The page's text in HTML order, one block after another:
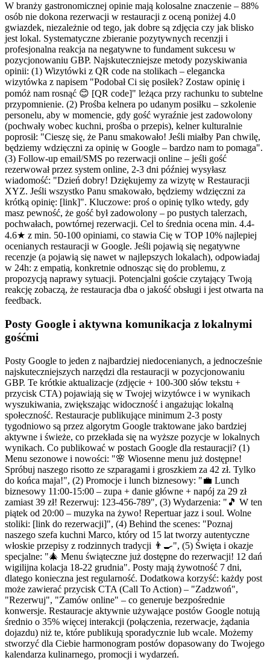
W branży gastronomicznej opinie mają kolosalne znaczenie – 88%
osób nie dokona rezerwacji w restauracji z oceną poniżej 4.0
gwiazdek, niezależnie od tego, jak dobre są zdjęcia czy jak blisko
jest lokal. Systematyczne zbieranie pozytywnych recenzji i
profesjonalna reakcja na negatywne to fundament sukcesu w
pozycjonowaniu GBP. Najskuteczniejsze metody pozyskiwania
opinii: (1) Wizytówki z QR code na stolikach – elegancka
wizytówka z napisem "Podobał Ci się posiłek? Zostaw opinię i
pomóż nam rosnąć 😊 [QR code]" leżąca przy rachunku to subtelne
przypomnienie. (2) Prośba kelnera po udanym posiłku – szkolenie
personelu, aby w momencie, gdy gość wyraźnie jest zadowolony
(pochwały wobec kuchni, prośba o przepis), kelner kulturalnie
poprosił: "Cieszę się, że Panu smakowało! Jeśli miałby Pan chwilę,
będziemy wdzięczni za opinię w Google – bardzo nam to pomaga".
(3) Follow-up email/SMS po rezerwacji online – jeśli gość
rezerwował przez system online, 2-3 dni później wysyłasz
wiadomość: "Dzień dobry! Dziękujemy za wizytę w Restauracji
XYZ. Jeśli wszystko Panu smakowało, będziemy wdzięczni za
krótką opinię: [link]". Kluczowe: proś o opinię tylko wtedy, gdy
masz pewność, że gość był zadowolony – po pustych talerzach,
pochwałach, powtórnej rezerwacji. Cel to średnia ocena min. 4.4-
4.6★ z min. 50-100 opiniami, co stawia Cię w TOP 10% najlepiej
ocenianych restauracji w Google. Jeśli pojawią się negatywne
recenzje (a pojawią się nawet w najlepszych lokalach), odpowiadaj
w 24h: z empatią, konkretnie odnosząc się do problemu, z
propozycją naprawy sytuacji. Potencjalni goście czytający Twoją
reakcję zobaczą, że restauracja dba o jakość obsługi i jest otwarta na
feedback.
Posty Google i aktywna komunikacja z lokalnymi
gośćmi
Posty Google to jeden z najbardziej niedocenianych, a jednocześnie
najskuteczniejszych narzędzi dla restauracji w pozycjonowaniu
GBP. Te krótkie aktualizacje (zdjęcie + 100-300 słów tekstu +
przycisk CTA) pojawiają się w Twojej wizytówce i w wynikach
wyszukiwania, zwiększając widoczność i angażując lokalną
społeczność. Restauracje publikujące minimum 2-3 posty
tygodniowo są przez algorytm Google traktowane jako bardziej
aktywne i świeże, co przekłada się na wyższe pozycje w lokalnych
wynikach. Co publikować w postach Google dla restauracji? (1)
Menu sezonowe i nowości: "🌸 Wiosenne menu już dostępne!
Spróbuj naszego risotto ze szparagami i groszkiem za 42 zł. Tylko
do końca maja!", (2) Promocje i lunch biznesowy: "💼 Lunch
biznesowy 11:00-15:00 – zupa + danie główne + napój za 29 zł
zamiast 39 zł! Rezerwuj: 123-456-789", (3) Wydarzenia: "🎵 W ten
piątek od 20:00 – muzyka na żywo! Repertuar jazz i soul. Wolne
stoliki: [link do rezerwacji]", (4) Behind the scenes: "Poznaj
naszego szefa kuchni Marco, który od 15 lat tworzy autentyczne
włoskie przepisy z rodzinnych tradycji 👨‍🍳", (5) Święta i okazje
specjalne: "🎄 Menu świąteczne już dostępne do rezerwacji! 12 dań
wigilijna kolacja 18-22 grudnia". Posty mają żywotność 7 dni,
dlatego konieczna jest regularność. Dodatkowa korzyść: każdy post
może zawierać przycisk CTA (Call To Action) – "Zadzwoń",
"Rezerwuj", "Zamów online" – co generuje bezpośrednie
konwersje. Restauracje aktywnie używające postów Google notują
średnio o 35% więcej interakcji (połączenia, rezerwacje, żądania
dojazdu) niż te, które publikują sporadycznie lub wcale. Możemy
stworzyć dla Ciebie harmonogram postów dopasowany do Twojego
kalendarza kulinarnego, promocji i wydarzeń.